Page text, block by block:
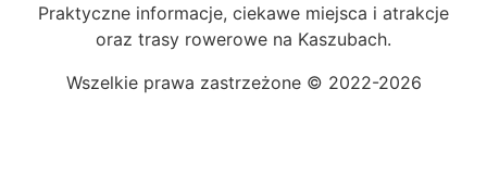
Praktyczne informacje, ciekawe miejsca i atrakcje
oraz trasy rowerowe na Kaszubach.
Wszelkie prawa zastrzeżone © 2022-2026